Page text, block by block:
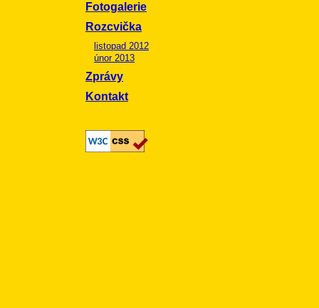
Fotogalerie
Rozcvička
listopad 2012
únor 2013
Zprávy
Kontakt